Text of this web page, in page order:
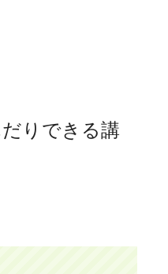
りできる講